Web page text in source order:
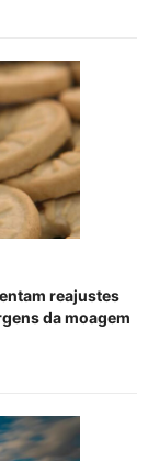
reajustes
da moagem